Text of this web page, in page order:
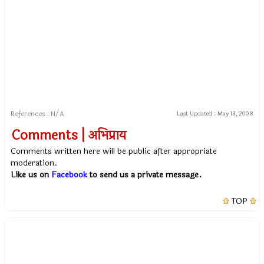
References : N/A Last Updated : May 13, 2008
Comments | अभिप्राय
Comments written here will be public after appropriate
moderation.
Like us on Facebookto send us a private message.
TOP